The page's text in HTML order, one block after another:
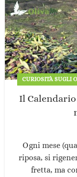
CURIOSITÀ SUGLI
Il Calendario
Ogni mese
riposa, si
fretta, ma